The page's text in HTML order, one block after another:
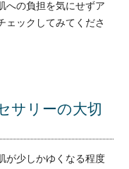
への負担を気にせずア
ェックしてみてくださ
サリーの大切
が少しかゆくなる程度